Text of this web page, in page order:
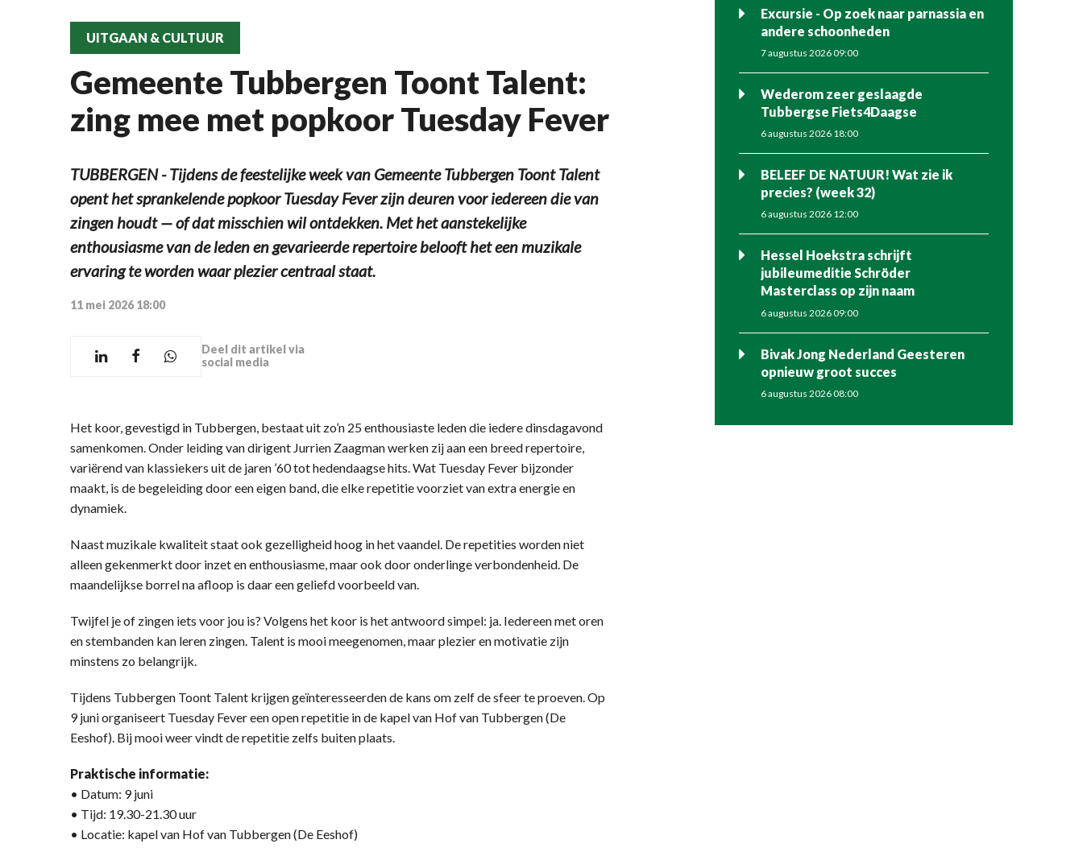
UITGAAN & CULTUUR
Gemeente Tubbergen Toont Talent:
zing mee met popkoor Tuesday Fever
TUBBERGEN - Tijdens de feestelijke week van Gemeente Tubbergen Toont Talent
opent het sprankelende popkoor Tuesday Fever zijn deuren voor iedereen die van
zingen houdt — of dat misschien wil ontdekken. Met het aanstekelijke
enthousiasme van de leden en gevarieerde repertoire belooft het een muzikale
ervaring te worden waar plezier centraal staat.
11 mei 2026 18:00
Deel dit artikel via
social media
Het koor, gevestigd in Tubbergen, bestaat uit zo’n 25 enthousiaste leden die iedere dinsdagavond
samenkomen. Onder leiding van dirigent Jurrien Zaagman werken zij aan een breed repertoire,
variërend van klassiekers uit de jaren ’60 tot hedendaagse hits. Wat Tuesday Fever bijzonder
maakt, is de begeleiding door een eigen band, die elke repetitie voorziet van extra energie en
dynamiek.
Naast muzikale kwaliteit staat ook gezelligheid hoog in het vaandel. De repetities worden niet
alleen gekenmerkt door inzet en enthousiasme, maar ook door onderlinge verbondenheid. De
maandelijkse borrel na afloop is daar een geliefd voorbeeld van.
Twijfel je of zingen iets voor jou is? Volgens het koor is het antwoord simpel: ja. Iedereen met oren
en stembanden kan leren zingen. Talent is mooi meegenomen, maar plezier en motivatie zijn
minstens zo belangrijk.
Tijdens Tubbergen Toont Talent krijgen geïnteresseerden de kans om zelf de sfeer te proeven. Op
9 juni organiseert Tuesday Fever een open repetitie in de kapel van Hof van Tubbergen (De
Eeshof). Bij mooi weer vindt de repetitie zelfs buiten plaats.
Praktische informatie:
• Datum: 9 juni
• Tijd: 19.30-21.30 uur
• Locatie: kapel van Hof van Tubbergen (De Eeshof)
Excursie - Op zoek naar parnassia en
andere schoonheden
7 augustus 2026 09:00
Wederom zeer geslaagde
Tubbergse Fiets4Daagse
6 augustus 2026 18:00
BELEEF DE NATUUR! Wat zie ik
precies? (week 32)
6 augustus 2026 12:00
Hessel Hoekstra schrijft
jubileumeditie Schröder
Masterclass op zijn naam
6 augustus 2026 09:00
Bivak Jong Nederland Geesteren
opnieuw groot succes
6 augustus 2026 08:00